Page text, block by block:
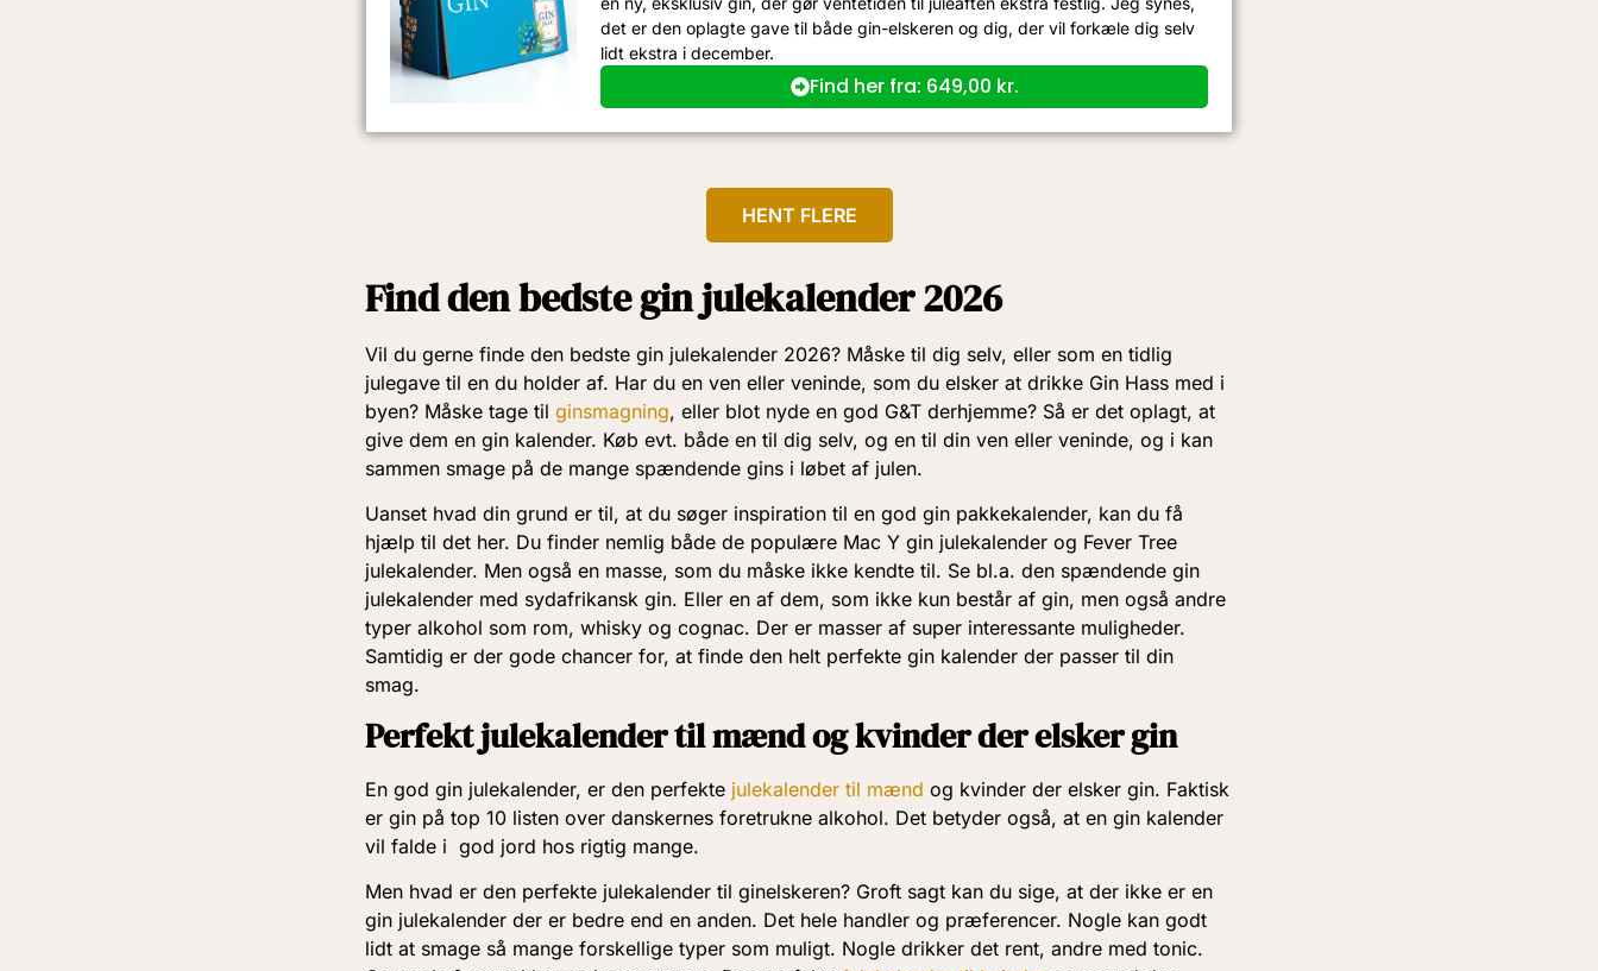
det er den oplagte gave til både gin-elskeren og dig, der vil forkæle dig selv
lidt ekstra i december.
Find her fra: 649,00 kr.
HENT FLERE
Find den bedste gin julekalender 2026
Vil du gerne finde den bedste gin julekalender 2026? Måske til dig selv, eller som en tidlig
julegave til en du holder af. Har du en ven eller veninde, som du elsker at drikke Gin Hass med i
byen? Måske tage til ginsmagning, eller blot nyde en god G&T derhjemme? Så er det oplagt, at
give dem en gin kalender. Køb evt. både en til dig selv, og en til din ven eller veninde, og i kan
sammen smage på de mange spændende gins i løbet af julen.
Uanset hvad din grund er til, at du søger inspiration til en god gin pakkekalender, kan du få
hjælp til det her. Du finder nemlig både de populære Mac Y gin julekalender og Fever Tree
julekalender. Men også en masse, som du måske ikke kendte til. Se bl.a. den spændende gin
julekalender med sydafrikansk gin. Eller en af dem, som ikke kun består af gin, men også andre
typer alkohol som rom, whisky og cognac. Der er masser af super interessante muligheder.
Samtidig er der gode chancer for, at finde den helt perfekte gin kalender der passer til din
smag.
Perfekt julekalender til mænd og kvinder der elsker gin
En god gin julekalender, er den perfekte julekalender til mænd og kvinder der elsker gin. Faktisk
er gin på top 10 listen over danskernes foretrukne alkohol. Det betyder også, at en gin kalender
vil falde i god jord hos rigtig mange.
Men hvad er den perfekte julekalender til ginelskeren? Groft sagt kan du sige, at der ikke er en
gin julekalender der er bedre end en anden. Det hele handler og præferencer. Nogle kan godt
lidt at smage så mange forskellige typer som muligt. Nogle drikker det rent, andre med tonic.